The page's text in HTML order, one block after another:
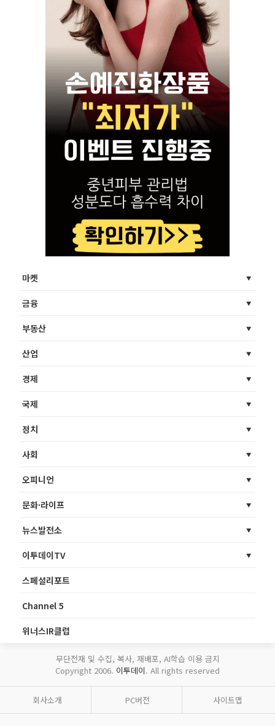
마켓
금융
부동산
산업
경제
국제
정치
사회
오피니언
문화·라이프
뉴스발전소
이투데이TV
스페셜리포트
Channel 5
위너스IR클럽
무단전재 및 수집, 복사, 재배포, AI학습 이용 금지
Copyright 2006. 이투데이. All rights reserved
회사소개 PC버전 사이트맵